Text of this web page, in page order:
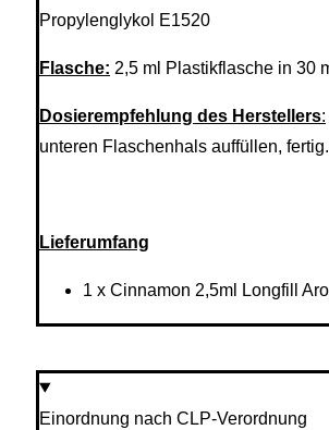
Propylenglykol E1520
Flasche: 2,5 ml Plastikflasche in 30
Dosierempfehlung des Herstellers:
unteren Flaschenhals auffüllen, fertig.
Lieferumfang
1 x Cinnamon 2,5ml Longfill
Einordnung nach CLP-Verordnung